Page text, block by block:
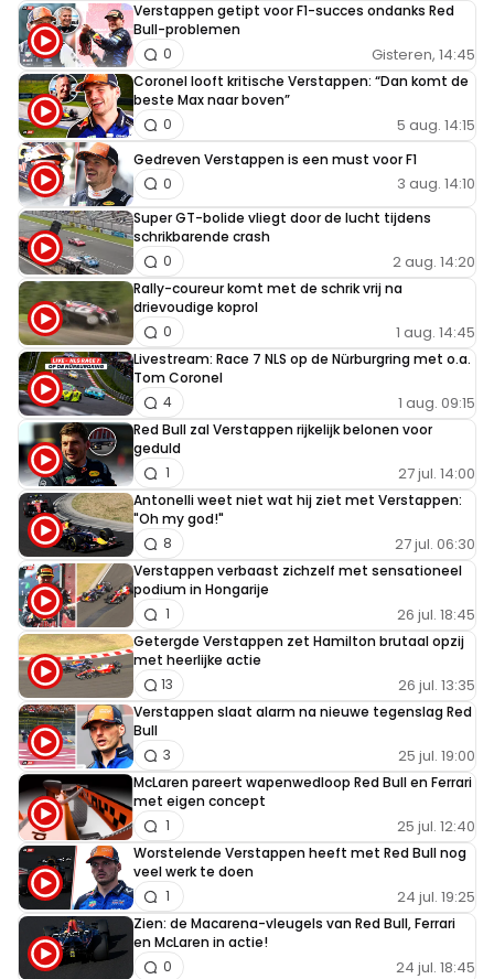
Verstappen getipt voor F1-succes ondanks Red
Bull-problemen
Gisteren, 14:45
0
Coronel looft kritische Verstappen: “Dan komt de
beste Max naar boven”
5 aug. 14:15
0
Gedreven Verstappen is een must voor F1
3 aug. 14:10
0
Super GT-bolide vliegt door de lucht tijdens
schrikbarende crash
2 aug. 14:20
0
Rally-coureur komt met de schrik vrij na
drievoudige koprol
1 aug. 14:45
0
Livestream: Race 7 NLS op de Nürburgring met o.a.
Tom Coronel
1 aug. 09:15
4
Red Bull zal Verstappen rijkelijk belonen voor
geduld
27 jul. 14:00
1
Antonelli weet niet wat hij ziet met Verstappen:
"Oh my god!"
27 jul. 06:30
8
Verstappen verbaast zichzelf met sensationeel
podium in Hongarije
26 jul. 18:45
1
Getergde Verstappen zet Hamilton brutaal opzij
met heerlijke actie
26 jul. 13:35
13
Verstappen slaat alarm na nieuwe tegenslag Red
Bull
25 jul. 19:00
3
McLaren pareert wapenwedloop Red Bull en Ferrari
met eigen concept
25 jul. 12:40
1
Worstelende Verstappen heeft met Red Bull nog
veel werk te doen
24 jul. 19:25
1
Zien: de Macarena-vleugels van Red Bull, Ferrari
en McLaren in actie!
24 jul. 18:45
0